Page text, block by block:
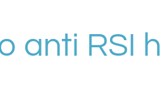
anti RSI